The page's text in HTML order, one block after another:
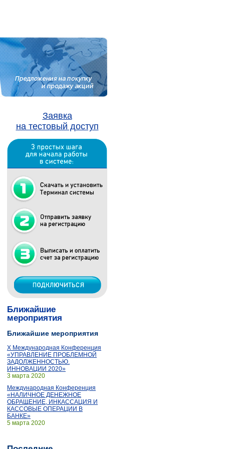
Заявка
на тестовый доступ
Ближайшие
мероприятия
Ближайшие мероприятия
X Международная Конференция
«УПРАВЛЕНИЕ ПРОБЛЕМНОЙ
ЗАДОЛЖЕННОСТЬЮ.
ИННОВАЦИИ 2020»
3 марта 2020
Международная Конференция
«НАЛИЧНОЕ ДЕНЕЖНОЕ
ОБРАЩЕНИЕ, ИНКАССАЦИЯ И
КАССОВЫЕ ОПЕРАЦИИ В
БАНКЕ»
5 марта 2020